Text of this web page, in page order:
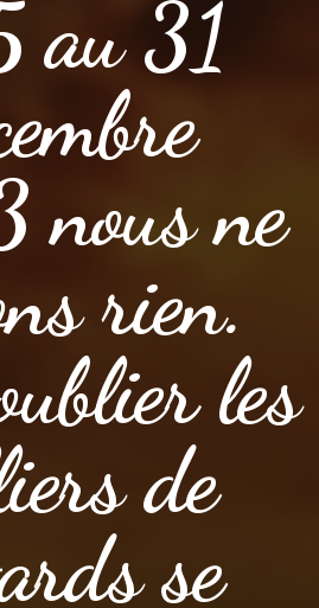
au 31
ne
rien.
les
de
se